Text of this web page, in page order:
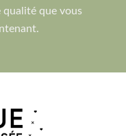
qualité que vous